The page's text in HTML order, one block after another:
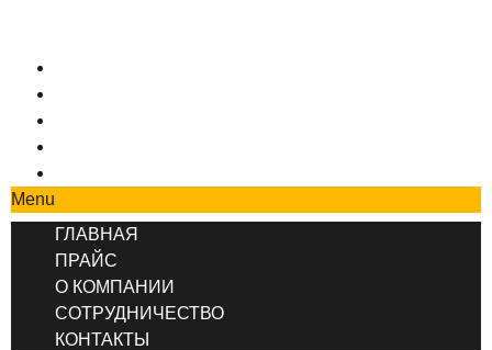
Menu
ГЛАВНАЯ
ПРАЙС
О КОМПАНИИ
СОТРУДНИЧЕСТВО
КОНТАКТЫ